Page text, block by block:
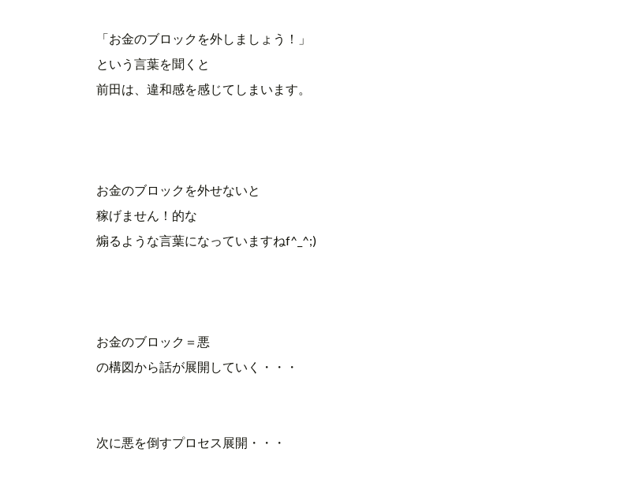
「お金のブロックを外しましょう！」
という言葉を聞くと
前田は、違和感を感じてしまいます。
お金のブロックを外せないと
稼げません！的な
煽るような言葉になっていますねf^_^;)
お金のブロック＝悪
の構図から話が展開していく・・・
次に悪を倒すプロセス展開・・・